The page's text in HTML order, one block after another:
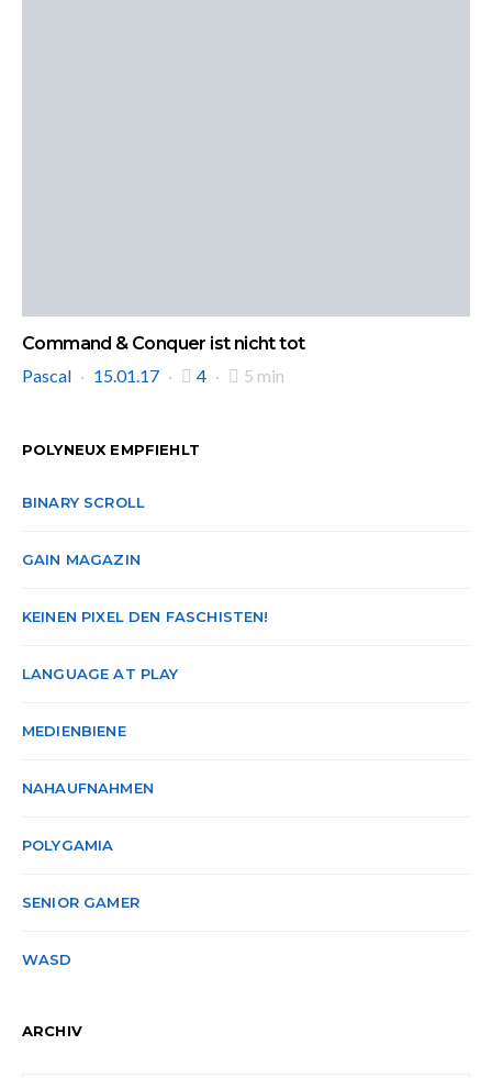
Command & Conquer ist nicht tot
Pascal
15.01.17 4 5 min
POLYNEUX EMPFIEHLT
BINARY SCROLL
GAIN MAGAZIN
KEINEN PIXEL DEN FASCHISTEN!
LANGUAGE AT PLAY
MEDIENBIENE
NAHAUFNAHMEN
POLYGAMIA
SENIOR GAMER
WASD
ARCHIV